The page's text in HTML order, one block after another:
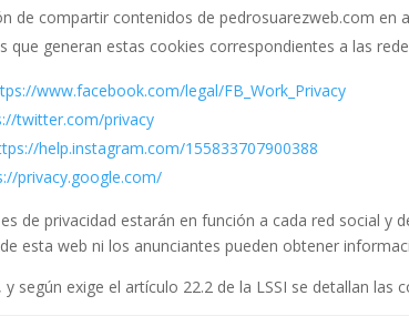
de compartir contenidos de pedrosuarezweb.com en
que generan estas cookies correspondientes a las
www.facebook.com/legal/FB_Work_Privacy
twitter.com/privacy
help.instagram.com/155833707900388
privacy.google.com/
de privacidad estarán en función a cada red social y
esta web ni los anunciantes pueden obtener
según exige el artículo 22.2 de la LSSI se detallan